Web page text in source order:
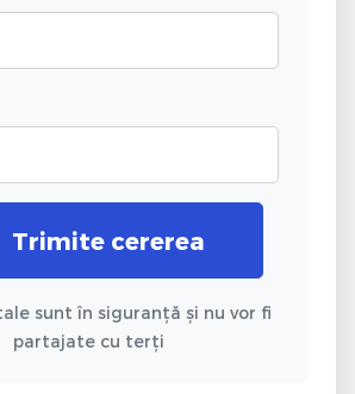
Trimite cererea
sunt în siguranță și nu vor fi
partajate cu terți